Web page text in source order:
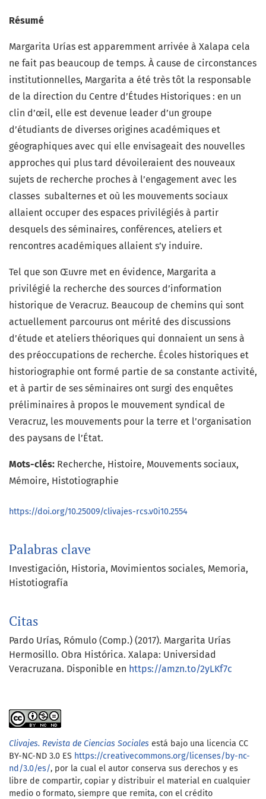
Palabras clave
Investigación Historia Movimientos sociales Memoria
Histotiografía
Résumé
Margarita Urías est apparemment arrivée à Xalapa cela
ne fait pas beaucoup de temps. À cause de circonstances
institutionnelles, Margarita a été très tôt la responsable
de la direction du Centre d’Études Historiques : en un
clin d’œil, elle est devenue leader d’un groupe
d’étudiants de diverses origines académiques et
géographiques avec qui elle envisageait des nouvelles
approches qui plus tard dévoileraient des nouveaux
sujets de recherche proches à l’engagement avec les
classes subalternes et où les mouvements sociaux
allaient occuper des espaces privilégiés à partir
desquels des séminaires, conférences, ateliers et
rencontres académiques allaient s’y induire.
Tel que son Œuvre met en évidence, Margarita a
privilégié la recherche des sources d’information
historique de Veracruz. Beaucoup de chemins qui sont
actuellement parcourus ont mérité des discussions
d’étude et ateliers théoriques qui donnaient un sens à
des préoccupations de recherche. Écoles historiques et
historiographie ont formé partie de sa constante activité,
et à partir de ses séminaires ont surgi des enquêtes
préliminaires à propos le mouvement syndical de
Veracruz, les mouvements pour la terre et l’organisation
des paysans de l’État.
Mots-clés: Recherche, Histoire, Mouvements sociaux,
Mémoire, Histotiographie
https://doi.org/10.25009/clivajes-rcs.v0i10.2554
Citas
Pardo Urías, Rómulo (Comp.) (2017). Margarita Urías
Hermosillo. Obra Histórica. Xalapa: Universidad
Veracruzana. Disponible en https://amzn.to/2yLKf7c
Clivajes. Revista de Ciencias Sociales está bajo una licencia CC
BY-NC-ND 3.0 ES https://creativecommons.org/licenses/by-nc-
nd/3.0/es/, por la cual el autor conserva sus derechos y es
libre de compartir, copiar y distribuir el material en cualquier
medio o formato, siempre que remita, con el crédito